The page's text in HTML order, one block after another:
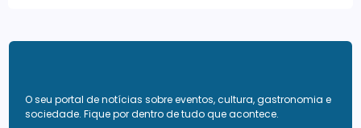
O seu portal de notícias sobre eventos, cultura, gastronomia e
sociedade. Fique por dentro de tudo que acontece.